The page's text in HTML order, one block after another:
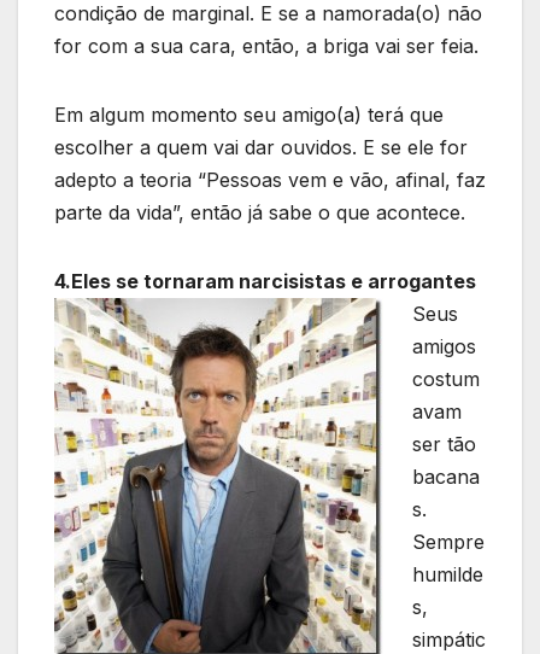
condição de marginal. E se a namorada(o) não
for com a sua cara, então, a briga vai ser feia.
Em algum momento seu amigo(a) terá que
escolher a quem vai dar ouvidos. E se ele for
adepto a teoria “Pessoas vem e vão, afinal, faz
parte da vida”, então já sabe o que acontece.
4.Eles se tornaram narcisistas e arrogantes
Seus
amigos
costum
avam
ser tão
bacana
s.
Sempre
humilde
s,
simpátic